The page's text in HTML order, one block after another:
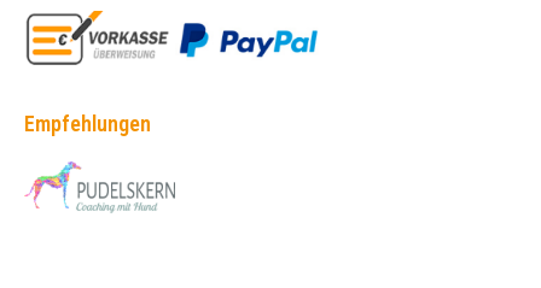
Empfehlungen